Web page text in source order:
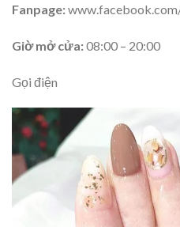
Fanpage:
Giờ mở cửa:08:00 – 20:00
Gọi điện